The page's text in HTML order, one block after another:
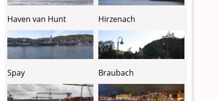
Haven van Hunt Hirzenach
Spay Braubach